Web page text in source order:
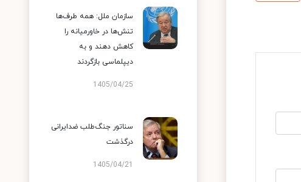
سازمان ملل: همه طرف‌ها
تنش‌ها در خاورمیانه را
کاهش دهند و به
دیپلماسی بازگردند
1405/04/25
سناتور جنگ‌طلب ضدایرانی
درگذشت
1405/04/21